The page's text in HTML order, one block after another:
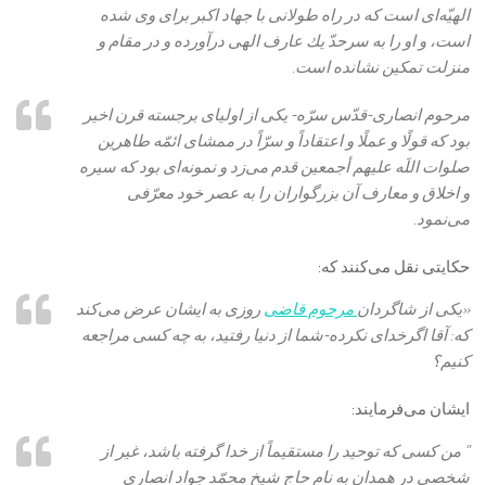
الهيّه‌‏اى است كه در راه طولانى با جهاد اكبر براى وى شده
است، و او را به سرحدّ يك عارف الهى درآورده و در مقام و
منزلت تمكين نشانده است‏.
مرحوم انصارى‏-قدّس سرّه- يكى از اولياى برجسته قرن اخير
بود كه قولًا و عملًا و اعتقاداً و سرّاً در ممشاى ائمّه طاهرين
صلوات اللَه عليهم أجمعين قدم می‌‏زد و نمونه‌‏اى بود كه سيره
و اخلاق و معارف آن بزرگواران را به عصر خود معرّفى
می‌‏نمود.
حكايتى نقل می‌‏كنند كه:
«يكى از شاگردان مرحوم قاضى روزى به ايشان عرض می‌كند
كه: آقا اگرخداى نكرده-شما از دنيا رفتيد، به چه كسى مراجعه
كنيم؟
ايشان می‌فرمايند:
” من كسى كه توحيد را مستقيماً از خدا گرفته باشد، غير از
شخصى در همدان به نام حاج شيخ محمّد جواد انصارى‏